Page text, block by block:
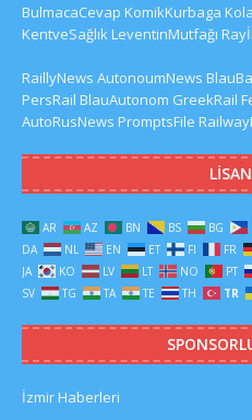
BulmacaCevap KomikKurbaga
KentveSağlık LeventinMutfağı
RaillyNews AutonoumNews
PersRail BlauAutonom GreekRail
AutoRusNews PromptsFile
AR AZ BN BS BG
DA
NL EN ET FI FR
JA
KO LV LT NO PT
SV
TG TA TE TH TR
İzmir Haberleri